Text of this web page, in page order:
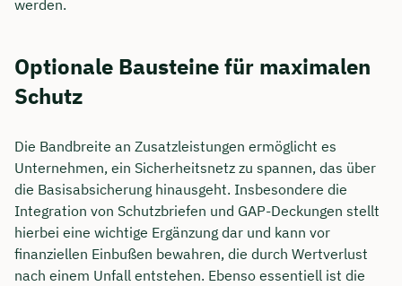
werden.
Optionale Bausteine für maximalen
Schutz
Die Bandbreite an Zusatzleistungen ermöglicht es
Unternehmen, ein Sicherheitsnetz zu spannen, das über
die Basisabsicherung hinausgeht. Insbesondere die
Integration von Schutzbriefen und GAP-Deckungen stellt
hierbei eine wichtige Ergänzung dar und kann vor
finanziellen Einbußen bewahren, die durch Wertverlust
nach einem Unfall entstehen. Ebenso essentiell ist die